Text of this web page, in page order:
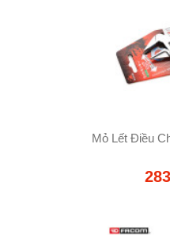
Mỏ Lết Điều